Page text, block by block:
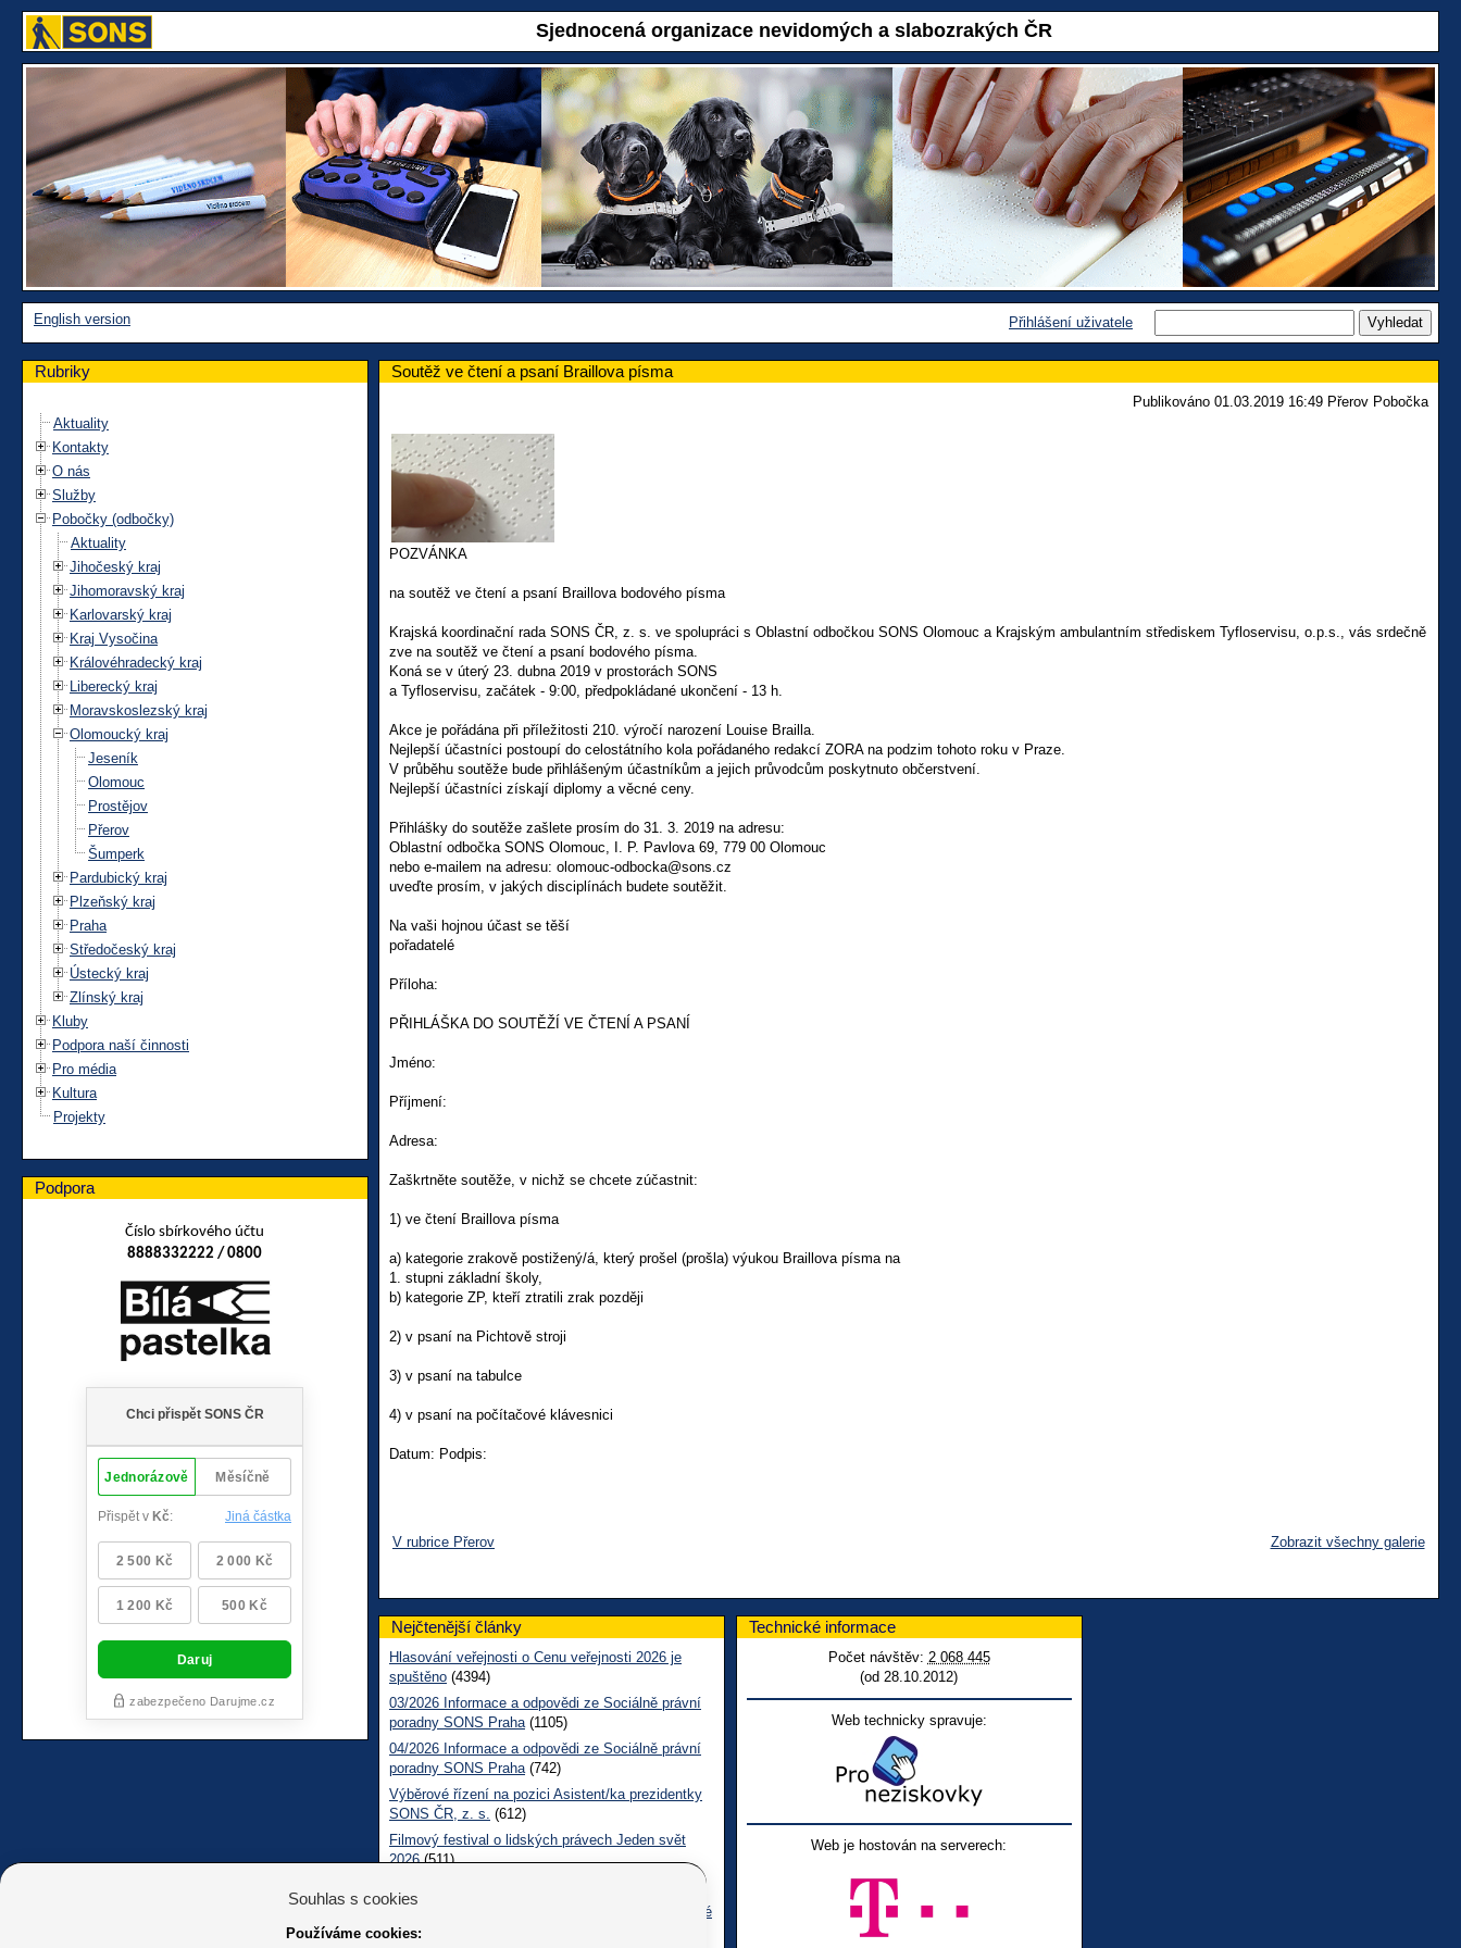
Sjednocená organizace nevidomých a slabozrakých ČR
English version Přihlášení uživatele
Rubriky
Aktuality
Kontakty
O nás
Služby
Pobočky (odbočky)
Aktuality
Jihočeský kraj
Jihomoravský kraj
Karlovarský kraj
Kraj Vysočina
Královéhradecký kraj
Liberecký kraj
Moravskoslezský kraj
Olomoucký kraj
Jeseník
Olomouc
Prostějov
Přerov
Šumperk
Pardubický kraj
Plzeňský kraj
Praha
Středočeský kraj
Ústecký kraj
Zlínský kraj
Kluby
Podpora naší činnosti
Pro média
Kultura
Projekty
Soutěž ve čtení a psaní Braillova písma
Publikováno 01.03.2019 16:49 Přerov Pobočka
POZVÁNKA
na soutěž ve čtení a psaní Braillova bodového písma
Krajská koordinační rada SONS ČR, z. s. ve spolupráci s Oblastní odbočkou SONS Olomouc a Krajským ambulantním střediskem Tyfloservisu, o.p.s., vás srdečně
zve na soutěž ve čtení a psaní bodového písma.
Koná se v úterý 23. dubna 2019 v prostorách SONS
a Tyfloservisu, začátek - 9:00, předpokládané ukončení - 13 h.
Akce je pořádána při příležitosti 210. výročí narození Louise Brailla.
Nejlepší účastníci postoupí do celostátního kola pořádaného redakcí ZORA na podzim tohoto roku v Praze.
V průběhu soutěže bude přihlášeným účastníkům a jejich průvodcům poskytnuto občerstvení.
Nejlepší účastníci získají diplomy a věcné ceny.
Přihlášky do soutěže zašlete prosím do 31. 3. 2019 na adresu:
Oblastní odbočka SONS Olomouc, I. P. Pavlova 69, 779 00 Olomouc
nebo e-mailem na adresu: olomouc-odbocka@sons.cz
uveďte prosím, v jakých disciplínách budete soutěžit.
Na vaši hojnou účast se těší
pořadatelé
Příloha:
PŘIHLÁŠKA DO SOUTĚŽÍ VE ČTENÍ A PSANÍ
Jméno:
Příjmení:
Adresa:
Zaškrtněte soutěže, v nichž se chcete zúčastnit:
1) ve čtení Braillova písma
a) kategorie zrakově postižený/á, který prošel (prošla) výukou Braillova písma na
1. stupni základní školy,
b) kategorie ZP, kteří ztratili zrak později
2) v psaní na Pichtově stroji
3) v psaní na tabulce
4) v psaní na počítačové klávesnici
Datum: Podpis:
V rubrice Přerov Zobrazit všechny galerie
Podpora
Číslo sbírkového účtu
8888332222 / 0800
Nejčtenější články
Hlasování veřejnosti o Cenu veřejnosti 2026 je
spuštěno (4394)
03/2026 Informace a odpovědi ze Sociálně právní
poradny SONS Praha (1105)
04/2026 Informace a odpovědi ze Sociálně právní
poradny SONS Praha (742)
Výběrové řízení na pozici Asistent/ka prezidentky
SONS ČR, z. s. (612)
Filmový festival o lidských právech Jeden svět
2026(511)
05/2026 Informace a odpovědi na dotazy z pražské
Sociálně právní poradny SONS
Technické informace
Počet návštěv: 2 068 445
(od 28.10.2012)
Web technicky spravuje:
Web je hostován na serverech:
Souhlas s cookies
Používáme cookies: